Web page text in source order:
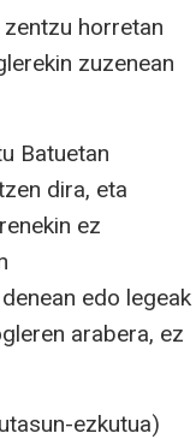
horretan
zuzenean
Batuetan
dira, eta
ez
edo legeak
arabera, ez
ezkutua)